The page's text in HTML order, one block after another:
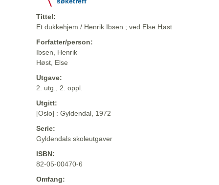
Tittel:
Et dukkehjem / Henrik Ibsen ; ved Else Høst
Forfatter/person:
Ibsen, Henrik
Høst, Else
Utgave:
2. utg., 2. oppl.
Utgitt:
[Oslo] : Gyldendal, 1972
Serie:
Gyldendals skoleutgaver
ISBN:
82-05-00470-6
Omfang: